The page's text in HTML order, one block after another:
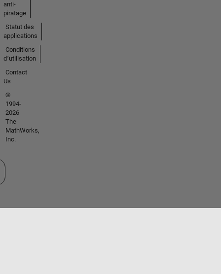
anti-
piratage
Statut des
applications
Conditions
d՚utilisation
Contact
Us
©
1994-
2026
The
MathWorks,
Inc.
un site web